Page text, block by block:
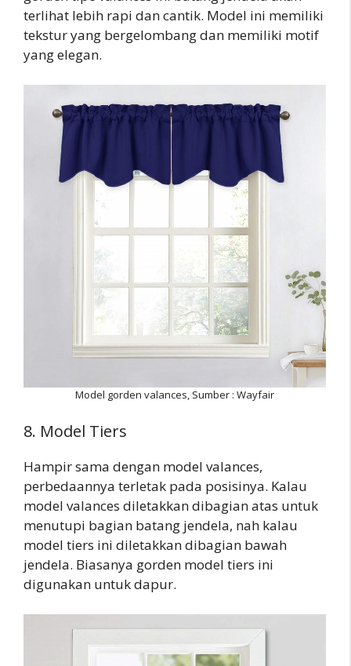
terlihat lebih rapi dan cantik. Model ini memiliki
tekstur yang bergelombang dan memiliki motif
yang elegan.
Model gorden valances, Sumber : Wayfair
8. Model Tiers
Hampir sama dengan model valances,
perbedaannya terletak pada posisinya. Kalau
model valances diletakkan dibagian atas untuk
menutupi bagian batang jendela, nah kalau
model tiers ini diletakkan dibagian bawah
jendela. Biasanya gorden model tiers ini
digunakan untuk dapur.